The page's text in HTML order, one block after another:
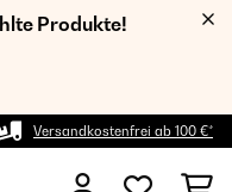
Produkte!
Versandkostenfrei ab 100 €*